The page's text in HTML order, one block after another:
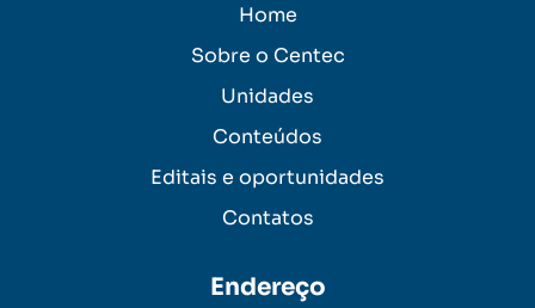
Home
Sobre o Centec
Unidades
Conteúdos
Editais e oportunidades
Contatos
Endereço